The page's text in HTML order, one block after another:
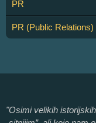
PR
PR (Public Relations)
"Osimi velikih